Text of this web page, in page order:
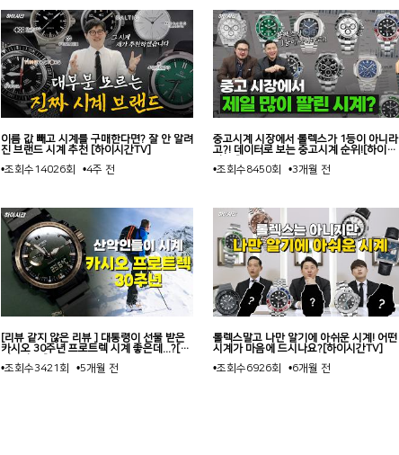
이름 값 빼고 시계를 구매한다면? 잘 안 알려
진 브랜드 시계 추천 [하이시간TV]
•조회수14026회 •4주 전
중고시계 시장에서 롤렉스가 1등이 아니라
고?! 데이터로 보는 중고시계 순위![하이시
•조회수8450회 •3개월 전
[리뷰 같지 않은 리뷰 ] 대통령이 선물 받은
카시오 30주년 프로트렉 시계 좋은데...?[하
•조회수3421회 •5개월 전
롤렉스말고 나만 알기에 아쉬운 시계! 어떤
시계가 마음에 드시나요?[하이시간TV]
•조회수6926회 •6개월 전